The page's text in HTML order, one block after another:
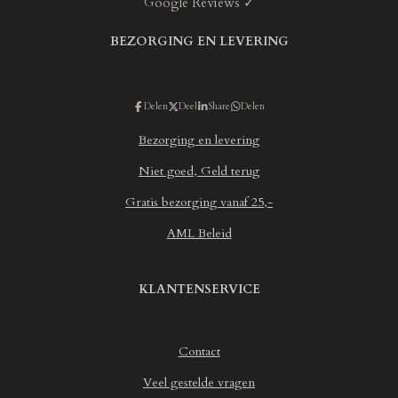
r
n
r
n
r
n
r
n
m
n
BEZORGING EN LEVERING
Delen Deel Share Delen
Bezorging en levering
Niet goed, Geld terug
Gratis bezorging vanaf 25,-
AML Beleid
KLANTENSERVICE
Contact
Veel gestelde vragen